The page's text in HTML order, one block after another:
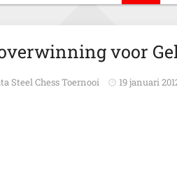
voor
Steel Chess Toernooi 19 januari